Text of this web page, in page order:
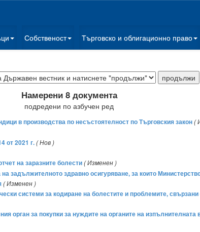
Собственост Търговско и облигационно право
Намерени 8 документа
подредени по азбучен ред
в производства по несъстоятелност по Търговския закон(
от 2021 г.( Нов )
на заразните болести( Изменен )
задължителното здравно осигуряване, за които
( Изменен )
системи за кодиране на болестите и проблемите,
орган за покупки за нуждите на органите на изпълнителната